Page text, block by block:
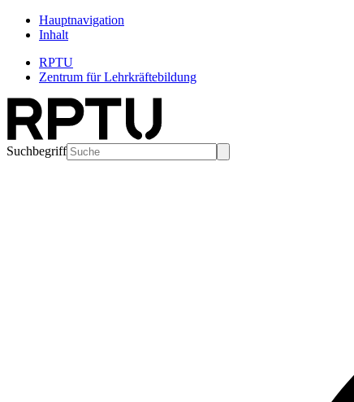
Hauptnavigation
Inhalt
RPTU
Zentrum für Lehrkräftebildung
Suchbegriff